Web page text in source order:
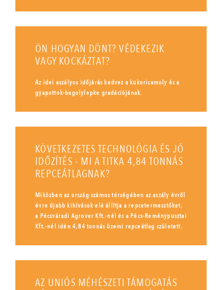
ÖN HOGYAN DÖNT? VÉDEKEZIK
VAGY KOCKÁZTAT?
Az idei aszályos időjárás kedvez a kukoricamoly és a
gyapottok-bagolylepke gradációjának.
KÖVETKEZETES TECHNOLÓGIA ÉS JÓ
IDŐZÍTÉS - MI A TITKA 4,84 TONNÁS
REPCEÁTLAGNAK?
Miközben az ország számos térségében az aszály évről
évre újabb kihívások elé állítja a repcetermesztőket,
a Pécsváradi Agrover Kft.-nél és a Pécs-Reménypusztai
Kft.-nél idén 4,84 tonnás üzemi repceátlag született.
AZ UNIÓS MÉHÉSZETI TÁMOGATÁS